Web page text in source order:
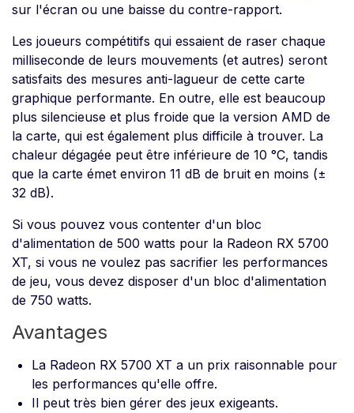
sur l'écran ou une baisse du contre-rapport.
Les joueurs compétitifs qui essaient de raser chaque
milliseconde de leurs mouvements (et autres) seront
satisfaits des mesures anti-lagueur de cette carte
graphique performante. En outre, elle est beaucoup
plus silencieuse et plus froide que la version AMD de
la carte, qui est également plus difficile à trouver. La
chaleur dégagée peut être inférieure de 10 °C, tandis
que la carte émet environ 11 dB de bruit en moins (±
32 dB).
Si vous pouvez vous contenter d'un bloc
d'alimentation de 500 watts pour la Radeon RX 5700
XT, si vous ne voulez pas sacrifier les performances
de jeu, vous devez disposer d'un bloc d'alimentation
de 750 watts.
Avantages
La Radeon RX 5700 XT a un prix raisonnable pour
les performances qu'elle offre.
Il peut très bien gérer des jeux exigeants.